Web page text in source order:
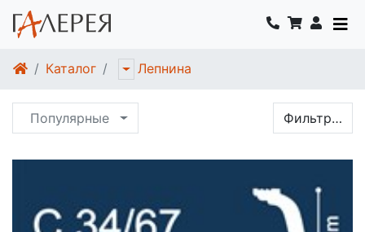
Каталог Лепнина
Популярные Фильтр…